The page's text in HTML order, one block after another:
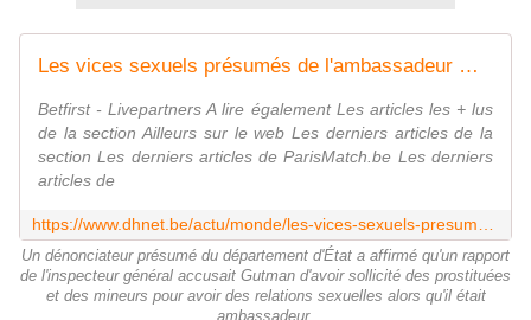
Les vices sexuels présumés de l'ambassadeur Gutman
Betfirst - Livepartners A lire également Les articles les + lus
de la section Ailleurs sur le web Les derniers articles de la
section Les derniers articles de ParisMatch.be Les derniers
articles de
Un dénonciateur présumé du département d'État a affirmé qu'un rapport
de l'inspecteur général accusait Gutman d'avoir sollicité des prostituées
et des mineurs pour avoir des relations sexuelles alors qu'il était
ambassadeur.